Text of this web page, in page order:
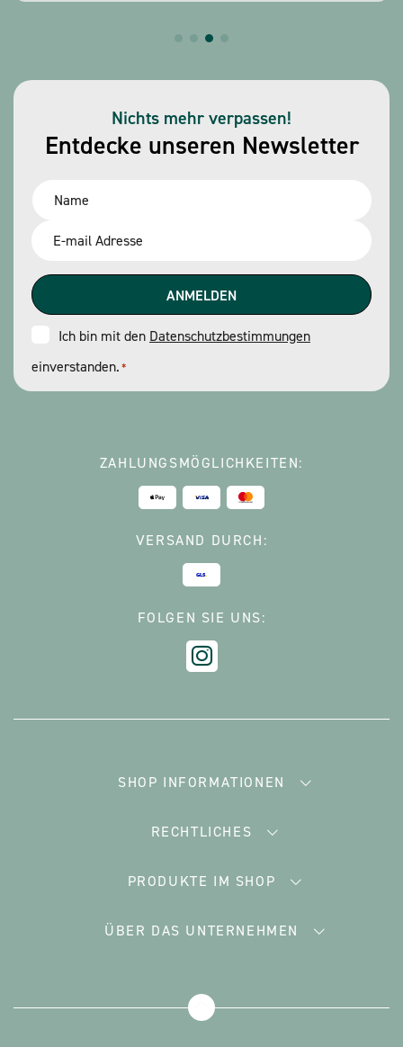
Entdecke unseren Newsletter
Nichts mehr verpassen!
Consent
*
Ich bin mit den Datenschutzbestimmungen
einverstanden.*
ZAHLUNGSMÖGLICHKEITEN:
VERSAND DURCH:
FOLGEN SIE UNS:
SHOP INFORMATIONEN
RECHTLICHES
PRODUKTE IM SHOP
ÜBER DAS UNTERNEHMEN